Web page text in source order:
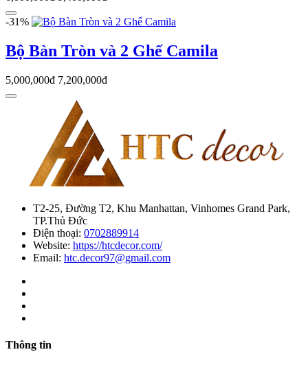
-31%
Bộ Bàn Tròn và 2 Ghế Camila
5,000,000đ 7,200,000đ
T2-25, Đường T2, Khu Manhattan, Vinhomes Grand Park,
TP.Thủ Đức
Điện thoại: 0702889914
Website: https://htcdecor.com/
Email: htc.decor97@gmail.com
Thông tin